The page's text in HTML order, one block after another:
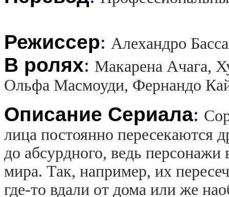
Режиссер: Алехандро
В ролях: Макарена Ачага,
Ольфа Масмоуди, Фернандо
Описание Сериала:
лица постоянно пересекаются
до абсурдного, ведь
мира. Так, например, их
где-то вдали от дома или же